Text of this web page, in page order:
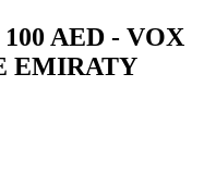
AED - VOX
EMIRATY